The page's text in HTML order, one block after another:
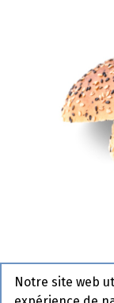
Notre site web